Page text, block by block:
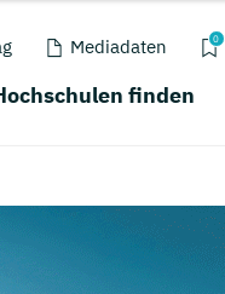
Mediadaten 0
finden